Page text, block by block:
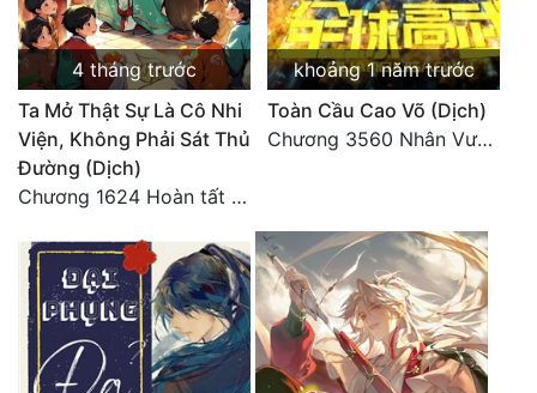
4 tháng trước
Ta Mở Thật Sự Là Cô Nhi
Viện, Không Phải Sát Thủ
Đường (Dịch)
Chương 1624 Hoàn tất cảm nghĩ (2)
khoảng 1 năm trước
Toàn Cầu Cao Võ (Dịch)
Chương 3560 Nhân Vương trở về - END